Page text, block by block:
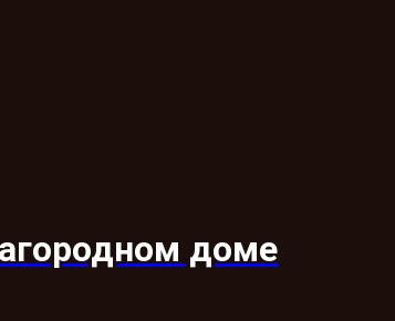
доме